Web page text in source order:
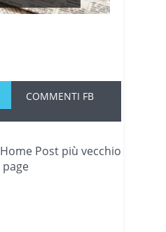
COMMENTI FB
Post più vecchio
Home
page